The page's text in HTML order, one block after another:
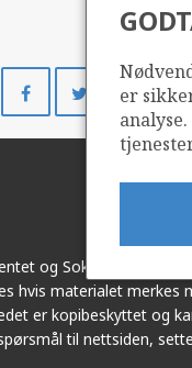
på
Facebook
Del
på
Twitter
Del
på
er
og Sokkeldirektoratet
hvis materialet merkes
er kopibeskyttet og
til nettsiden,